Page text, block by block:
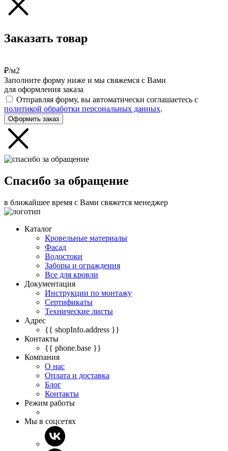
Заказать товар
₽/м2
Заполните форму ниже и мы свяжемся с Вами
для оформления заказа
Отправляя форму, вы автоматически соглашаетесь с
политикой обработки персональных данных.
Оформить заказ
Спасибо за обращение
в ближайшее время с Вами свяжется менеджер
Каталог
Кровельные материалы
Фасад
Водостоки
Заборы и ограждения
Все для кровли
Документация
Инструкции по монтажу
Сертификаты
Технические листы
Адрес
{{ shopInfo.address }}
Контакты
{{ phone.base }}
Компания
О нас
Оплата и доставка
Блог
Контакты
Режим работы
Мы в соцсетях